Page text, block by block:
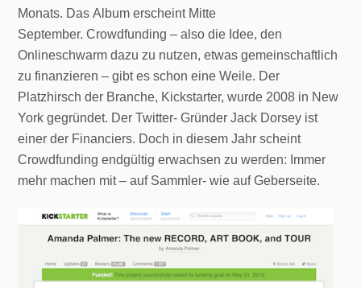
Monats. Das Album erscheint Mitte
September. Crowdfunding – also die Idee, den
Onlineschwarm dazu zu nutzen, etwas gemeinschaftlich
zu finanzieren – gibt es schon eine Weile. Der
Platzhirsch der Branche, Kickstarter, wurde 2008 in New
York gegründet. Der Twitter- Gründer Jack Dorsey ist
einer der Financiers. Doch in diesem Jahr scheint
Crowdfunding endgültig erwachsen zu werden: Immer
mehr machen mit – auf Sammler- wie auf Geberseite.